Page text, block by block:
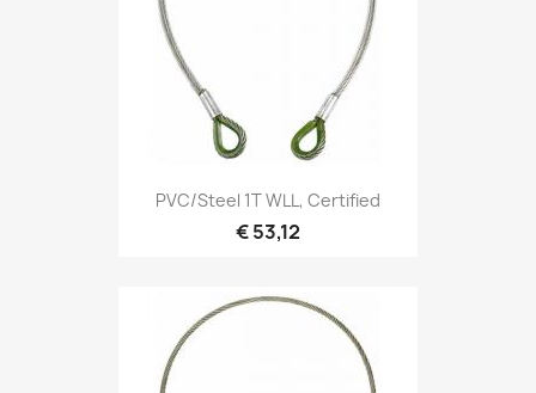
Snel bekijken
PVC/Steel 1T WLL, Certified
€ 53,12